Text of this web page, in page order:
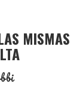
MISMAS